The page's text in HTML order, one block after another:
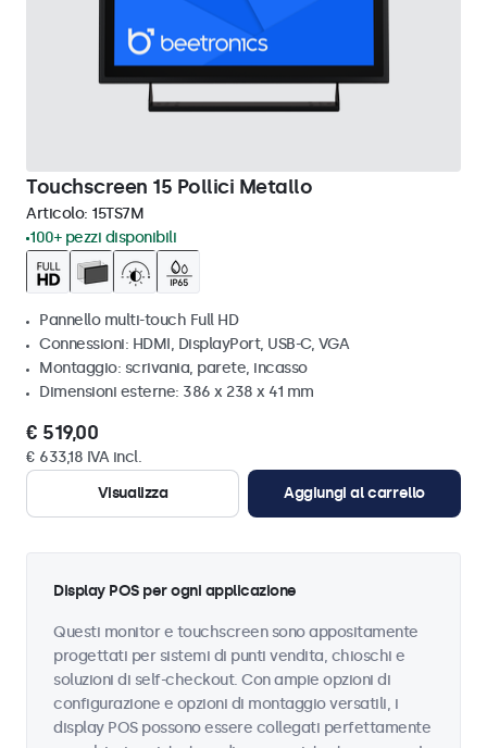
Touchscreen 15 Pollici Metallo
Articolo: 15TS7M
100+ pezzi disponibili
Pannello multi-touch Full HD
Connessioni: HDMI, DisplayPort, USB-C, VGA
Montaggio: scrivania, parete, incasso
Dimensioni esterne: 386 x 238 x 41 mm
€ 519,00
€ 633,18 IVA incl.
Visualizza
Aggiungi al carrello
Display POS per ogni applicazione
Questi monitor e touchscreen sono appositamente
progettati per sistemi di punti vendita, chioschi e
soluzioni di self-checkout. Con ampie opzioni di
configurazione e opzioni di montaggio versatili, i
display POS possono essere collegati perfettamente